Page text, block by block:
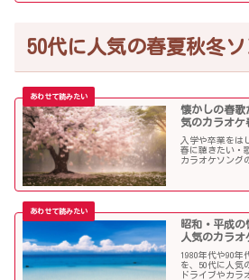
50代に人気の春夏秋冬
懐かしの春歌
気のカラオケ
入学や卒業をは
春に聴きたい・
カラオケソング
昭和・平成
人気のカラ
1980年代や90年
を、50代に人気
ドライブやカラ